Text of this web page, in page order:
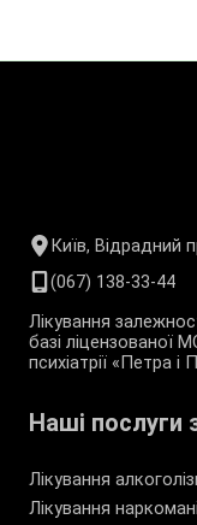
Київ, Відрадний
(067) 138-33-44
Лікування
базі ліцензованої
психіатрії «Петра і
Наші послуги
Лікування
Лікування